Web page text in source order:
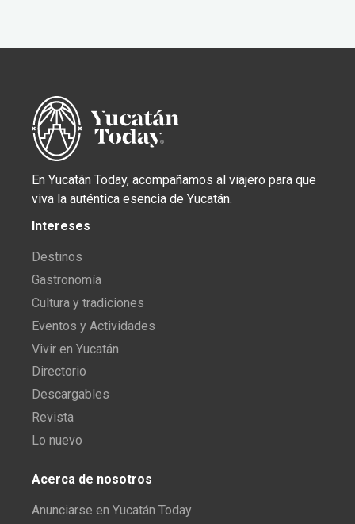
En Yucatán Today, acompañamos al viajero para que
viva la auténtica esencia de Yucatán.
Intereses
Destinos
Gastronomía
Cultura y tradiciones
Eventos y Actividades
Vivir en Yucatán
Directorio
Descargables
Revista
Lo nuevo
Acerca de nosotros
Anunciarse en Yucatán Today